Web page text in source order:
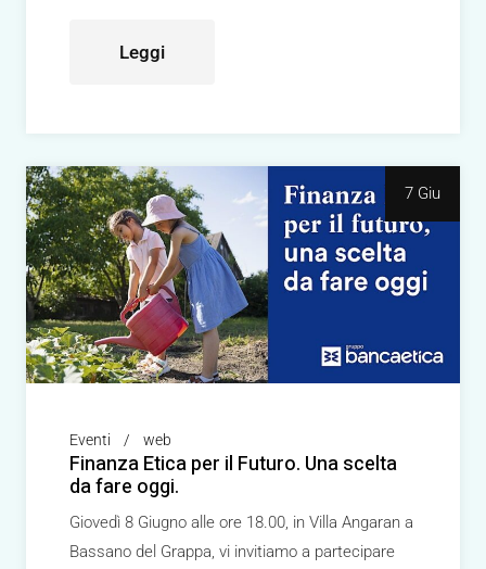
Leggi
7 Giu
Eventi web
Finanza Etica per il Futuro. Una scelta
da fare oggi.
Giovedì 8 Giugno alle ore 18.00, in Villa Angaran a
Bassano del Grappa, vi invitiamo a partecipare